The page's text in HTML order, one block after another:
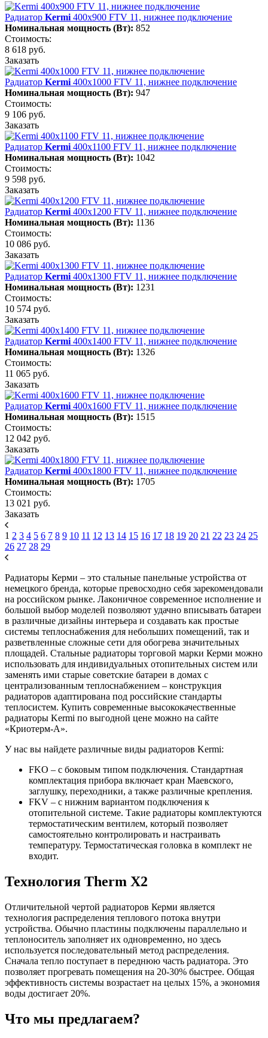
Радиатор Kermi 400х900 FTV 11, нижнее подключение
Номинальная мощность (Вт): 852
Стоимость:
8 618 руб.
Заказать
Радиатор Kermi 400х1000 FTV 11, нижнее подключение
Номинальная мощность (Вт): 947
Стоимость:
9 106 руб.
Заказать
Радиатор Kermi 400х1100 FTV 11, нижнее подключение
Номинальная мощность (Вт): 1042
Стоимость:
9 598 руб.
Заказать
Радиатор Kermi 400х1200 FTV 11, нижнее подключение
Номинальная мощность (Вт): 1136
Стоимость:
10 086 руб.
Заказать
Радиатор Kermi 400х1300 FTV 11, нижнее подключение
Номинальная мощность (Вт): 1231
Стоимость:
10 574 руб.
Заказать
Радиатор Kermi 400х1400 FTV 11, нижнее подключение
Номинальная мощность (Вт): 1326
Стоимость:
11 065 руб.
Заказать
Радиатор Kermi 400х1600 FTV 11, нижнее подключение
Номинальная мощность (Вт): 1515
Стоимость:
12 042 руб.
Заказать
Радиатор Kermi 400х1800 FTV 11, нижнее подключение
Номинальная мощность (Вт): 1705
Стоимость:
13 021 руб.
Заказать
1 2 3 4 5 6 7 8 9 10 11 12 13 14 15 16 17 18 19 20 21 22 23 24 25
26 27 28 29
Радиаторы Керми – это стальные панельные устройства от
немецкого бренда, которые превосходно себя зарекомендовали
на российском рынке. Лаконичное современное исполнение и
большой выбор моделей позволяют удачно вписывать батареи
в различные дизайны интерьера и создавать как простые
системы теплоснабжения для небольших помещений, так и
разветвленные сложные сети для обогрева значительных
площадей. Стальные радиаторы торговой марки Керми можно
использовать для индивидуальных отопительных систем или
заменять ими старые советские батареи в домах с
централизованным теплоснабжением – конструкция
радиаторов адаптирована под российские стандарты
теплосистем. Купить современные высококачественные
радиаторы Kermi по выгодной цене можно на сайте
«Криотерм-А».
У нас вы найдете различные виды радиаторов Kermi:
FKO – с боковым типом подключения. Стандартная
комплектация прибора включает кран Маевского,
заглушку, переходники, а также различные крепления.
FKV – с нижним вариантом подключения к
отопительной системе. Такие радиаторы комплектуются
термостатическим вентилем, который позволяет
самостоятельно контролировать и настраивать
температуру. Термостатическая головка в комплект не
входит.
Технология Therm X2
Отличительной чертой радиаторов Керми является
технология распределения теплового потока внутри
устройства. Обычно пластины подключены параллельно и
теплоноситель заполняет их одновременно, но здесь
используется последовательный метод распределения.
Сначала тепло поступает в переднюю часть радиатора. Это
позволяет прогревать помещения на 20-30% быстрее. Общая
эффективность системы возрастает на целых 15%, а экономия
воды достигает 20%.
Что мы предлагаем?